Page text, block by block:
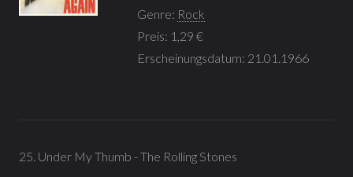
Genre: Rock
Preis: 1,29 €
Erscheinungsdatum: 21.01.1966
25. Under My Thumb - The Rolling Stones